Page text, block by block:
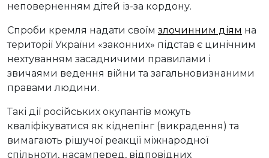
неповерненням дітей із-за кордону.
Спроби кремля надати своїм злочинним діям на
території України «законних» підстав є цинічним
нехтуванням засадничими правилами і
звичаями ведення війни та загальновизнаними
правами людини.
Такі дії російських окупантів можуть
кваліфікуватися як кіднепінг (викрадення) та
вимагають рішучої реакції міжнародної
спільноти, насамперед, відповідних